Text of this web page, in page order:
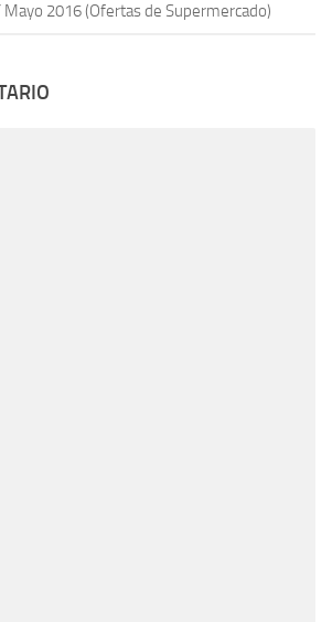
Mayo 2016 (Ofertas de Supermercado)